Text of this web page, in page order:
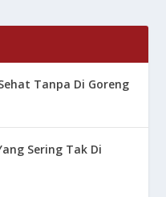
Tanpa Di Goreng
Sering Tak Di